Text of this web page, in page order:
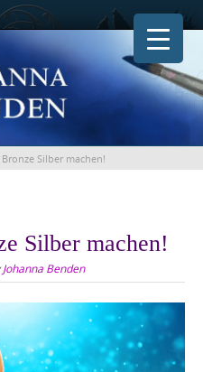
Silber machen!
Silber machen!
Johanna Benden